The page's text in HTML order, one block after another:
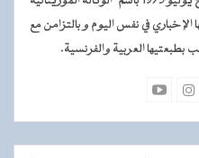
في نفس اليوم و بالتزامن مع
العربية والفرنسية.